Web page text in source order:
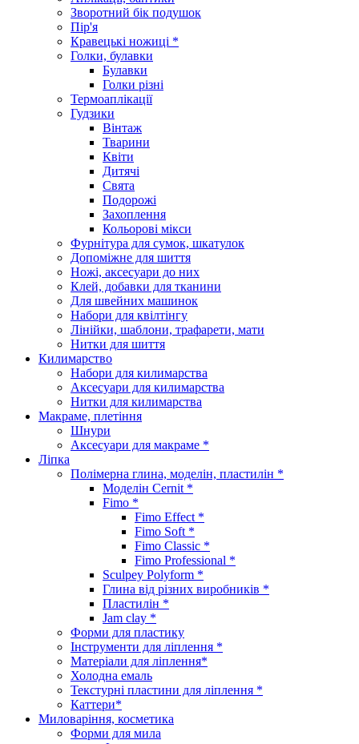
Зворотний бік подушок
Пір'я
Кравецькі ножиці *
Голки, булавки
Булавки
Голки різні
Термоаплікації
Гудзики
Вінтаж
Тварини
Квіти
Дитячі
Свята
Подорожі
Захоплення
Кольорові мікси
Фурнітура для сумок, шкатулок
Допоміжне для шиття
Ножі, аксесуари до них
Клей, добавки для тканини
Для швейних машинок
Набори для квілтінгу
Лінійки, шаблони, трафарети, мати
Нитки для шиття
Килимарство
Набори для килимарства
Аксесуари для килимарства
Нитки для килимарства
Макраме, плетіння
Шнури
Аксесуари для макраме *
Ліпка
Полімерна глина, моделін, пластилін *
Моделін Cernit *
Fimo *
Fimo Effect *
Fimo Soft *
Fimo Classic *
Fimo Professional *
Sculpey Polyform *
Глина від різних виробників *
Пластилін *
Jam clay *
Форми для пластику
Інструменти для ліплення *
Матеріали для ліплення*
Холодна емаль
Текстурні пластини для ліплення *
Каттери*
Миловаріння, косметика
Форми для мила